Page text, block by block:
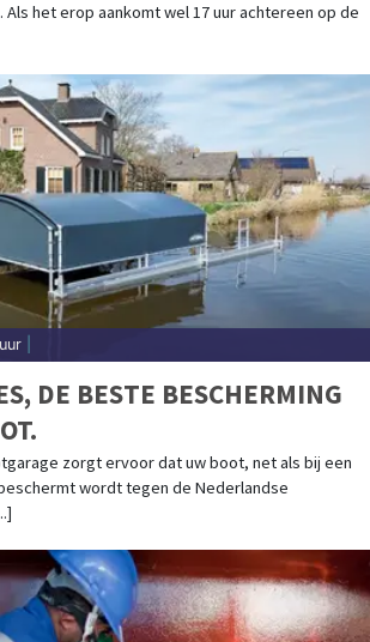
het erop aankomt wel 17 uur achtereen op de
DE BESTE BESCHERMING
zorgt ervoor dat uw boot, net als bij een
wordt tegen de Nederlandse